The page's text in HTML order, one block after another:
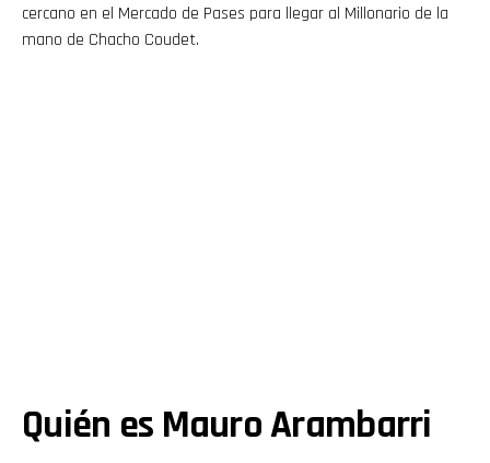
cercano en el Mercado de Pases para llegar al Millonario de la
mano de Chacho Coudet.
Quién es Mauro Arambarri